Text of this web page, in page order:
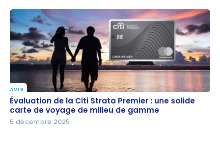
Évaluation de la Citi Strata Premier : une solide
carte de voyage de milieu de gamme
AVIS
Évaluation de la Citi Strata Premier : une solide
carte de voyage de milieu de gamme
5 décembre 2025